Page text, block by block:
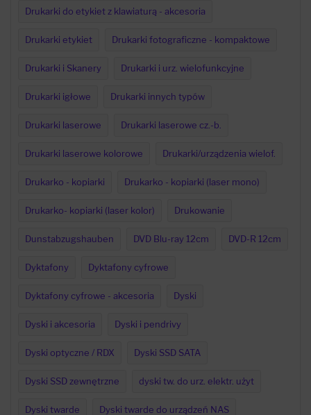
Drukarki do etykiet z klawiaturą - akcesoria
Drukarki etykiet Drukarki fotograficzne - kompaktowe
Drukarki i Skanery Drukarki i urz. wielofunkcyjne
Drukarki igłowe Drukarki innych typów
Drukarki laserowe Drukarki laserowe cz.-b.
Drukarki laserowe kolorowe Drukarki/urządzenia wielof.
Drukarko - kopiarki Drukarko - kopiarki (laser mono)
Drukarko- kopiarki (laser kolor) Drukowanie
Dunstabzugshauben DVD Blu-ray 12cm DVD-R 12cm
Dyktafony Dyktafony cyfrowe
Dyktafony cyfrowe - akcesoria Dyski
Dyski i akcesoria Dyski i pendrivy
Dyski optyczne / RDX Dyski SSD SATA
Dyski SSD zewnętrzne dyski tw. do urz. elektr. użyt
Dyski twarde Dyski twarde do urządzeń NAS